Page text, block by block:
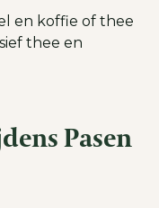
en koffie of thee
thee en
Pasen